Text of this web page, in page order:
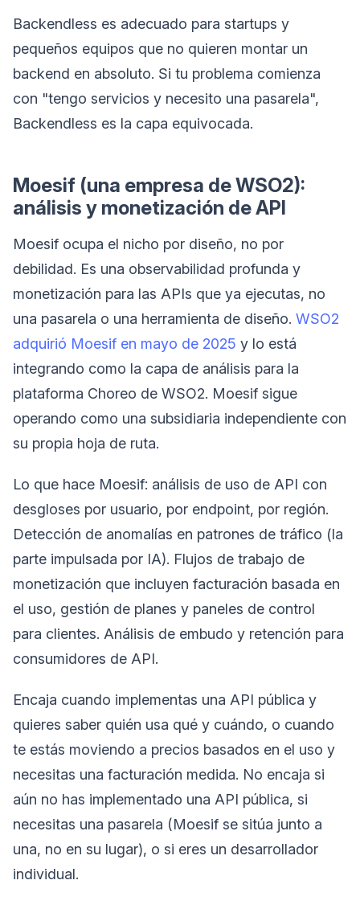
Backendless es adecuado para startups y
pequeños equipos que no quieren montar un
backend en absoluto. Si tu problema comienza
con "tengo servicios y necesito una pasarela",
Backendless es la capa equivocada.
Moesif (una empresa de WSO2):
análisis y monetización de API
Moesif ocupa el nicho por diseño, no por
debilidad. Es una observabilidad profunda y
monetización para las APIs que ya ejecutas, no
una pasarela o una herramienta de diseño. WSO2
adquirió Moesif en mayo de 2025 y lo está
integrando como la capa de análisis para la
plataforma Choreo de WSO2. Moesif sigue
operando como una subsidiaria independiente con
su propia hoja de ruta.
Lo que hace Moesif: análisis de uso de API con
desgloses por usuario, por endpoint, por región.
Detección de anomalías en patrones de tráfico (la
parte impulsada por IA). Flujos de trabajo de
monetización que incluyen facturación basada en
el uso, gestión de planes y paneles de control
para clientes. Análisis de embudo y retención para
consumidores de API.
Encaja cuando implementas una API pública y
quieres saber quién usa qué y cuándo, o cuando
te estás moviendo a precios basados en el uso y
necesitas una facturación medida. No encaja si
aún no has implementado una API pública, si
necesitas una pasarela (Moesif se sitúa junto a
una, no en su lugar), o si eres un desarrollador
individual.